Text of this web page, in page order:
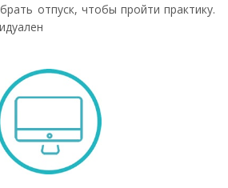
отпуск, чтобы пройти практику.